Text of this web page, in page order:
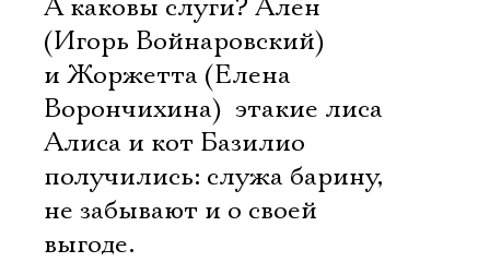
А каковы слуги? Ален
(Игорь Войнаровский)
и Жоржетта (Елена
Ворончихина)  этакие лиса
Алиса и кот Базилио
получились: служа барину,
не забывают и о своей
выгоде.
Электропочта